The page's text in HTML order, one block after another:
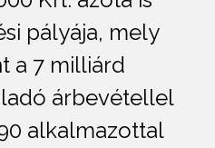
pályája, mely
a 7 milliárd
árbevétellel
alkalmazottal